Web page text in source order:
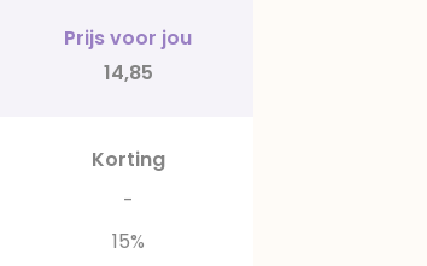
Prijs voor jou
14,85
Korting
-
15%